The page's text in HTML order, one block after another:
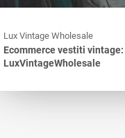
Lux Vintage Wholesale
Ecommerce vestiti vintage:
LuxVintageWholesale